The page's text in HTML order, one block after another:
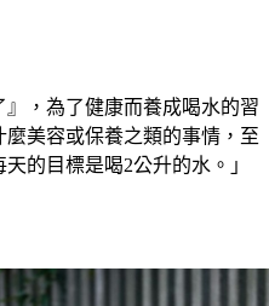
』，為了健康而養成喝水的習
美容或保養之類的事情，至
的目標是喝2公升的水。」